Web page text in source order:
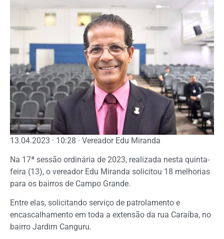
13.04.2023 · 10:28 · Vereador Edu Miranda
Na 17ª sessão ordinária de 2023, realizada nesta quinta-
feira (13), o vereador Edu Miranda solicitou 18 melhorias
para os bairros de Campo Grande.
Entre elas, solicitando serviço de patrolamento e
encascalhamento em toda a extensão da rua Caraíba, no
bairro Jardim Canguru.